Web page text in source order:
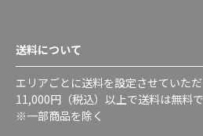
送料について
エリアごとに送料を設定させていた
11,000円（税込）以上で送料は無料で
※一部商品を除く